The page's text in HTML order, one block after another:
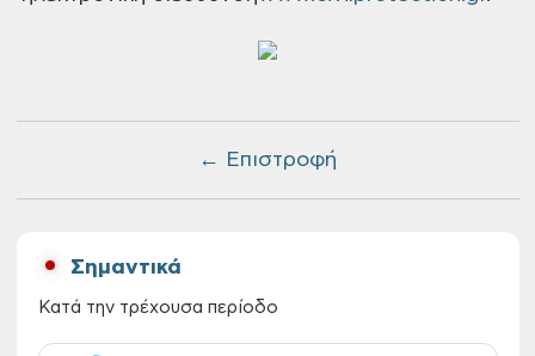
← Επιστροφή
Σημαντικά
Κατά την τρέχουσα περίοδο